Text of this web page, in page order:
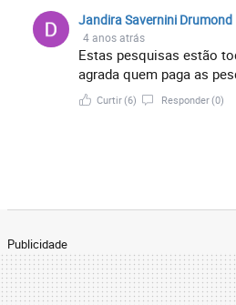
Jandira Savernini Drumond
4 anos atrás
Estas pesquisas estão
agrada quem paga as
Curtir(6) Responder(0)
Publicidade